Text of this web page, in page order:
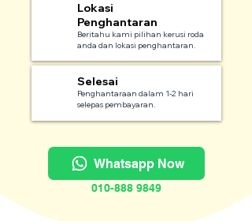
Lokasi
Penghantaran
Beritahu kami pilihan kerusi roda
anda dan lokasi penghantaran.
Selesai
Penghantaraan dalam 1-2 hari
selepas pembayaran.
Whatsapp Now
010-888 9849